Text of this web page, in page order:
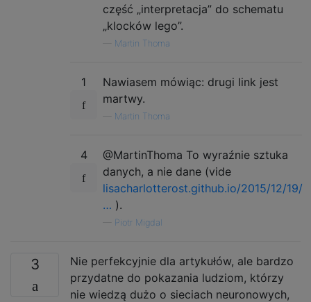
część „interpretacja” do schematu
„klocków lego”.
Martin Thoma
1
Nawiasem mówiąc: drugi link jest
martwy.
Martin Thoma
4
@MartinThoma To wyraźnie sztuka
danych, a nie dane (vide
lisacharlotterost.github.io/2015/12/19/
… ).
Piotr Migdal
3
Nie perfekcyjnie dla artykułów, ale bardzo
przydatne do pokazania ludziom, którzy
nie wiedzą dużo o sieciach neuronowych,